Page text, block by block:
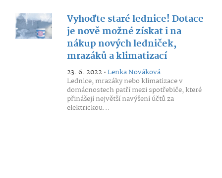
Vyhoďte staré lednice! Dotace
je nově možné získat i na
nákup nových ledniček,
mrazáků a klimatizací
23. 6. 2022 •Lenka Nováková
Lednice, mrazáky nebo klimatizace v
domácnostech patří mezi spotřebiče, které
přinášejí největší navýšení účtů za
elektrickou...